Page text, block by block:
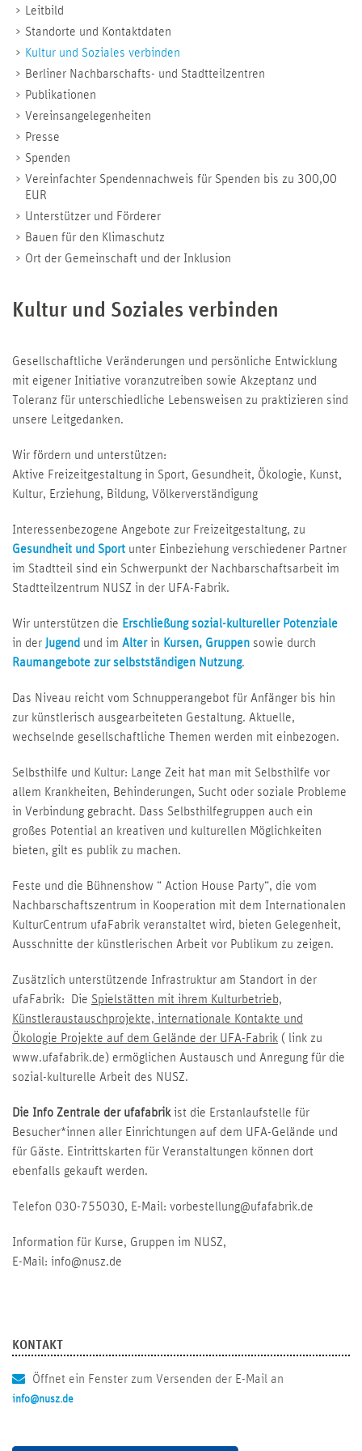
Leitbild
Standorte und Kontaktdaten
Kultur und Soziales verbinden
Berliner Nachbarschafts- und Stadtteilzentren
Publikationen
Vereinsangelegenheiten
Presse
Spenden
Vereinfachter Spendennachweis für Spenden bis zu 300,00
EUR
Unterstützer und Förderer
Bauen für den Klimaschutz
Ort der Gemeinschaft und der Inklusion
Kultur und Soziales verbinden
Gesellschaftliche Veränderungen und persönliche Entwicklung
mit eigener Initiative voranzutreiben sowie Akzeptanz und
Toleranz für unterschiedliche Lebensweisen zu praktizieren sind
unsere Leitgedanken.
Wir fördern und unterstützen:
Aktive Freizeitgestaltung in Sport, Gesundheit, Ökologie, Kunst,
Kultur, Erziehung, Bildung, Völkerverständigung
Interessenbezogene Angebote zur Freizeitgestaltung, zu
Gesundheit und Sport unter Einbeziehung verschiedener Partner
im Stadtteil sind ein Schwerpunkt der Nachbarschaftsarbeit im
Stadtteilzentrum NUSZ in der UFA-Fabrik.
Wir unterstützen die Erschließung sozial-kultureller Potenziale
in der Jugend und im Alterin Kursen, Gruppen sowie durch
Raumangebote zur selbstständigen Nutzung.
Das Niveau reicht vom Schnupperangebot für Anfänger bis hin
zur künstlerisch ausgearbeiteten Gestaltung. Aktuelle,
wechselnde gesellschaftliche Themen werden mit einbezogen.
Selbsthilfe und Kultur: Lange Zeit hat man mit Selbsthilfe vor
allem Krankheiten, Behinderungen, Sucht oder soziale Probleme
in Verbindung gebracht. Dass Selbsthilfegruppen auch ein
großes Potential an kreativen und kulturellen Möglichkeiten
bieten, gilt es publik zu machen.
Feste und die Bühnenshow “ Action House Party“, die vom
Nachbarschaftszentrum in Kooperation mit dem Internationalen
KulturCentrum ufaFabrik veranstaltet wird, bieten Gelegenheit,
Ausschnitte der künstlerischen Arbeit vor Publikum zu zeigen.
Zusätzlich unterstützende Infrastruktur am Standort in der
ufaFabrik: Die Spielstätten mit ihrem Kulturbetrieb,
Künstleraustauschprojekte, internationale Kontakte und
Ökologie Projekte auf dem Gelände der UFA-Fabrik ( link zu
www.ufafabrik.de) ermöglichen Austausch und Anregung für die
sozial-kulturelle Arbeit des NUSZ.
Die Info Zentrale der ufafabrikist die Erstanlaufstelle für
Besucher*innen aller Einrichtungen auf dem UFA-Gelände und
für Gäste. Eintrittskarten für Veranstaltungen können dort
ebenfalls gekauft werden.
Telefon 030-755030, E-Mail: vorbestellung@ufafabrik.de
Information für Kurse, Gruppen im NUSZ,
E-Mail: info@nusz.de
KONTAKT
Öffnet ein Fenster zum Versenden der E-Mail an
info@nusz.de